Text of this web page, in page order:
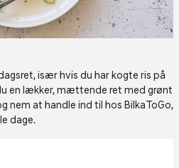
især hvis du har kogte ris på
en lækker, mættende ret med grønt
nem at handle ind til hos BilkaToGo,
dage.